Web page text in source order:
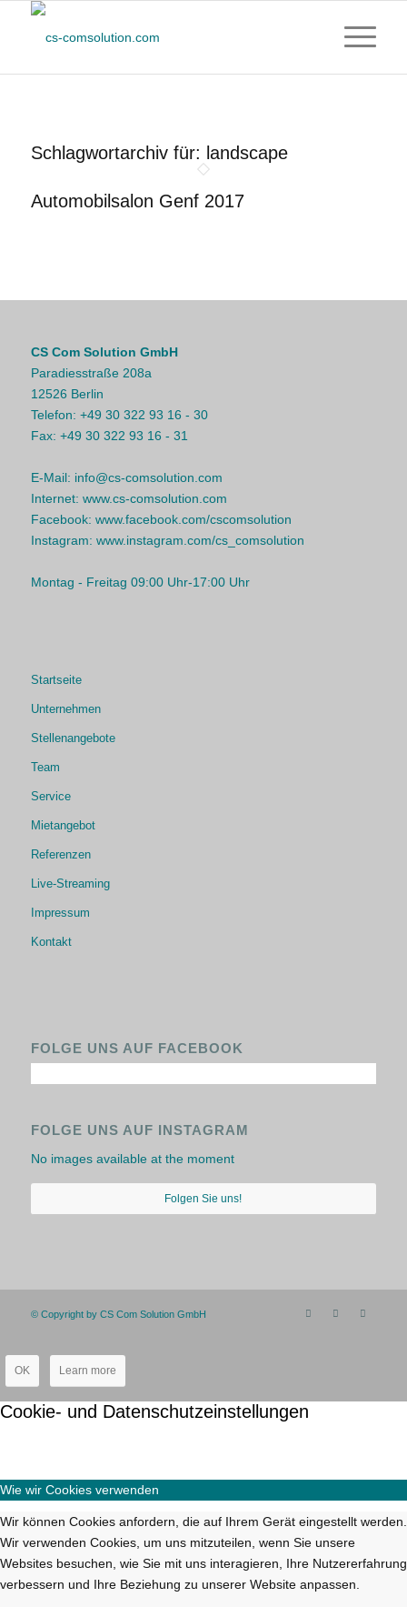
Schlagwortarchiv für: landscape
Automobilsalon Genf 2017
CS Com Solution GmbH
Paradiesstraße 208a
12526 Berlin
Telefon: +49 30 322 93 16 - 30
Fax: +49 30 322 93 16 - 31
E-Mail: info@cs-comsolution.com
Internet: www.cs-comsolution.com
Facebook: www.facebook.com/cscomsolution
Instagram: www.instagram.com/cs_comsolution
Montag - Freitag 09:00 Uhr-17:00 Uhr
Startseite
Unternehmen
Stellenangebote
Team
Service
Mietangebot
Referenzen
Live-Streaming
Impressum
Kontakt
FOLGE UNS AUF FACEBOOK
FOLGE UNS AUF INSTAGRAM
No images available at the moment
Folgen Sie uns!
© Copyright by CS Com Solution GmbH
OK Learn more
Cookie- und Datenschutzeinstellungen
Wie wir Cookies verwenden
Wir können Cookies anfordern, die auf Ihrem Gerät eingestellt werden.
Wir verwenden Cookies, um uns mitzuteilen, wenn Sie unsere
Websites besuchen, wie Sie mit uns interagieren, Ihre Nutzererfahrung
verbessern und Ihre Beziehung zu unserer Website anpassen.